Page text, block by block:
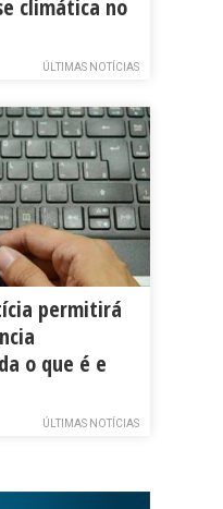
climática no
ÚLTIMAS NOTÍCIAS
permitirá
o que é e
ÚLTIMAS NOTÍCIAS